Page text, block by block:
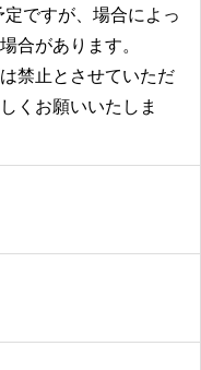
ですが、場合によっ
合があります。
禁止とさせていただ
くお願いいたしま